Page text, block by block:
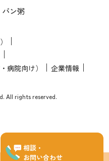
相談・
お問い合わせ
パン粥
病院向け）
企業情報
All rights reserved.